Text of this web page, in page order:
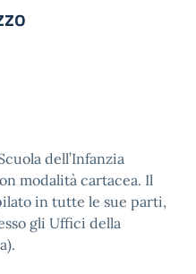
dell’Infanzia
modalità cartacea. Il
in tutte le sue parti,
gli Uffici della